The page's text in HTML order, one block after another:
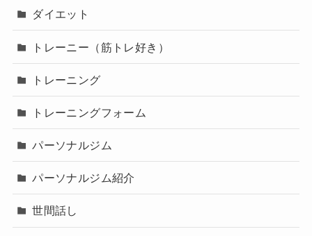
ダイエット
トレーニー（筋トレ好き）
トレーニング
トレーニングフォーム
パーソナルジム
パーソナルジム紹介
世間話し